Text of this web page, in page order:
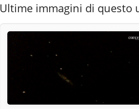
Ultime immagini di questo